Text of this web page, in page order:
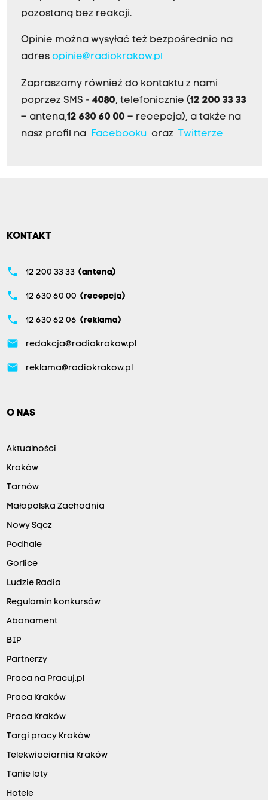
pozostaną bez reakcji.
Opinie można wysyłać też bezpośrednio na
adres opinie@radiokrakow.pl
Zapraszamy również do kontaktu z nami
poprzez SMS - 4080, telefonicznie (12 200 33 33
– antena,12 630 60 00 – recepcja), a także na
nasz profil na
Facebookuoraz Twitterze
KONTAKT
phone 12 200 33 33 (antena)
phone 12 630 60 00 (recepcja)
phone 12 630 62 06 (reklama)
email redakcja@radiokrakow.pl
email reklama@radiokrakow.pl
O NAS
Aktualności
Kraków
Tarnów
Małopolska Zachodnia
Nowy Sącz
Podhale
Gorlice
Ludzie Radia
Regulamin konkursów
Abonament
BIP
Partnerzy
Praca na Pracuj.pl
Praca Kraków
Praca Kraków
Targi pracy Kraków
Telekwiaciarnia Kraków
Tanie loty
Hotele